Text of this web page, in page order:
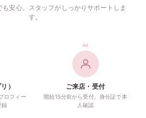
も安心。スタッフがしっかりサポートしま
す。
）
ロフィー
録
02
ご来店・受付
開始15分前から受付。身分証で本
人確認